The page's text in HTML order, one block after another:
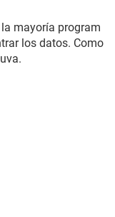
mayoría program
los datos. Como